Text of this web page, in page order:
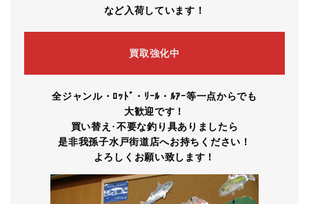
など入荷しています！
買取強化中
全ジャンル・ﾛｯﾄﾞ・ﾘｰﾙ・ﾙｱｰ等一点からでも
大歓迎です！
買い替え ･不要な釣り具ありましたら
是非我孫子水戸街道店へお持ちください！
よろしくお願い致します！